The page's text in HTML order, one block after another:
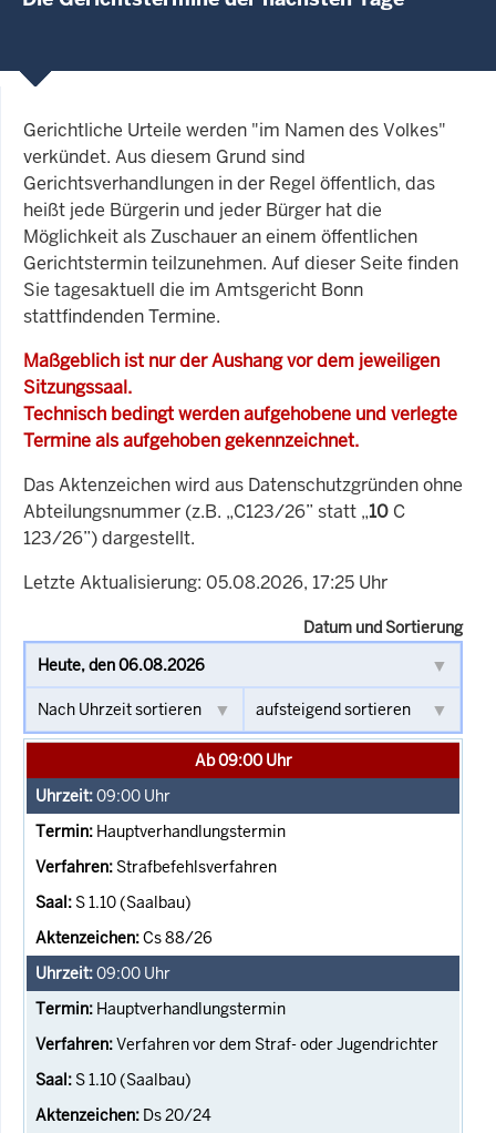
Gerichtliche Urteile werden "im Namen des Volkes"
verkündet. Aus diesem Grund sind
Gerichtsverhandlungen in der Regel öffentlich, das
heißt jede Bürgerin und jeder Bürger hat die
Möglichkeit als Zuschauer an einem öffentlichen
Gerichtstermin teilzunehmen. Auf dieser Seite finden
Sie tagesaktuell die im Amtsgericht Bonn
stattfindenden Termine.
Maßgeblich ist nur der Aushang vor dem jeweiligen
Sitzungssaal.
Technisch bedingt werden aufgehobene und verlegte
Termine als aufgehoben gekennzeichnet.
Das Aktenzeichen wird aus Datenschutzgründen ohne
Abteilungsnummer (z.B. „C123/26” statt „10 C
123/26”) dargestellt.
Letzte Aktualisierung: 05.08.2026, 17:25 Uhr
Datum und Sortierung
Ab 09:00 Uhr
09:00 Uhr
Hauptverhandlungstermin
Strafbefehlsverfahren
S 1.10 (Saalbau)
Cs 88/26
09:00 Uhr
Hauptverhandlungstermin
Verfahren vor dem Straf- oder Jugendrichter
S 1.10 (Saalbau)
Ds 20/24